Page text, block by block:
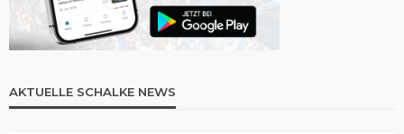
AKTUELLE SCHALKE NEWS